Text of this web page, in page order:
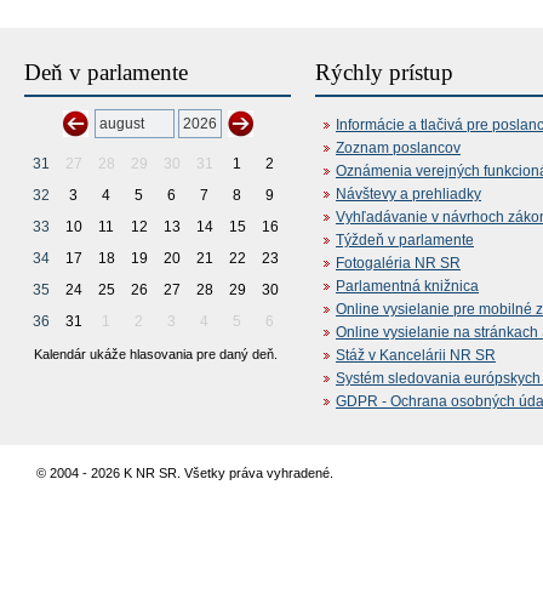
Deň v parlamente
31 27 28 29 30 31 1
2
32
3 4 5 6 7 8
9
33
10 11 12 13 14 15
16
34
17 18 19 20 21 22
23
35
24 25 26 27 28 29
30
36
31 1 2 3 4 5 6
Kalendár ukáže hlasovania pre daný deň.
Rýchly prístup
Informácie a tlačivá pre
Zoznam poslancov
Oznámenia verejných
Návštevy a prehliadky
Vyhľadávanie v návrhoch
Týždeň v parlamente
Fotogaléria NR SR
Parlamentná knižnica
Online vysielanie pre mobilné
Online vysielanie na stránkach
Stáž v Kancelárii NR SR
Systém sledovania
GDPR - Ochrana osobných
© 2004 - 2026 K NR SR. Všetky práva vyhradené.